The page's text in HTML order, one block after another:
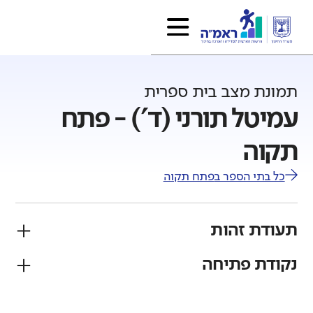
תמונת מצב בית ספרית
עמיטל תורני (ד') - פתח
תקוה
כל בתי הספר בפתח תקוה
תעודת זהות
פיקוח
נקודת פתיחה